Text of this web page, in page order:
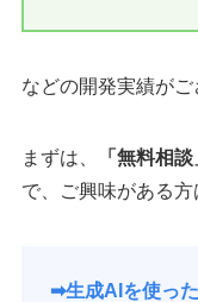
などの開発実績がご
まずは、 「無料相談
で、ご興味がある方
➡︎生成AIを使っ